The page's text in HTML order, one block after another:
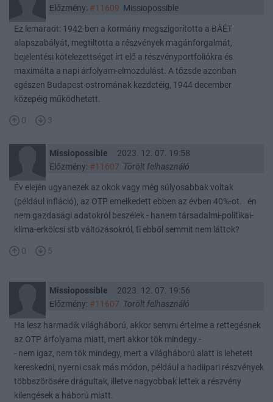
Előzmény: #11609 Missiopossible
Ez lemaradt: 1942-ben a kormány megszigorította a BÁÉT
alapszabályát, megtiltotta a részvények magánforgalmát,
bejelentési kötelezettséget írt elő a részvényportfoliókra és
maximálta a napi árfolyam-elmozdulást. A tőzsde azonban
egészen Budapest ostromának kezdetéig, 1944 december
közepéig működhetett.
0 3
Missiopossible
2023. 12. 07. 19:58
Előzmény: #11607 Törölt felhasználó
Év elején ugyanezek az okok vagy még súlyosabbak voltak
(például infláció), az OTP emelkedett ebben az évben 40%-ot. én
nem gazdasági adatokról beszélek - hanem társadalmi-politikai-
klíma-erkölcsi stb változásokról, ti ebből semmit nem láttok?
0 5
Missiopossible
2023. 12. 07. 19:56
Előzmény: #11607 Törölt felhasználó
Ha lesz harmadik világháború, akkor semmi értelme a rettegésnek
az OTP árfolyama miatt, mert akkor tök mindegy.-
- nem igaz, nem tök mindegy, mert a világháború alatt is lehetett
kereskedni, nyerni csak más módon, például a hadiipari részvények
többszörösére drágultak, illetve nagyobbak lettek a részvény
kilengések a háború miatt.